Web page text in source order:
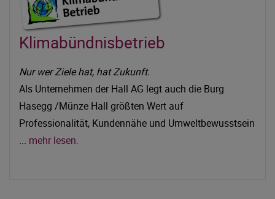
Klimabündnisbetrieb
Nur wer Ziele hat, hat Zukunft.
Als Unternehmen der Hall AG legt auch die Burg
Hasegg /Münze Hall größten Wert auf
Professionalität, Kundennähe und Umweltbewusstsein
... mehr lesen.